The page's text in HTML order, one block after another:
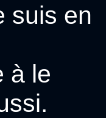
suis en
à le